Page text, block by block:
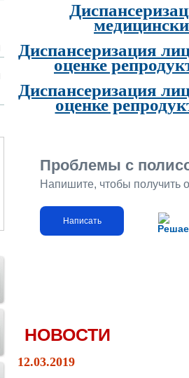
Диспансеризация
оценке
Диспансеризация
оценке
Проблемы с
Напишите, чтобы получить
Написать
НОВОСТИ
12.03.2019